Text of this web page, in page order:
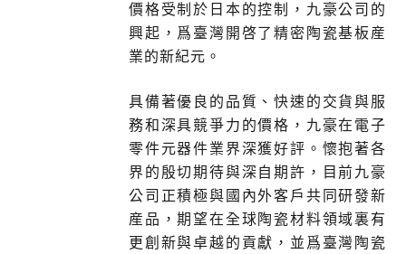
價格受制於日本的控制，九豪公司的
興起，爲臺灣開啓了精密陶瓷基板産
業的新紀元。
具備著優良的品質、快速的交貨與服
務和深具競爭力的價格，九豪在電子
零件元器件業界深獲好評。懷抱著各
界的殷切期待與深自期許，目前九豪
公司正積極與國內外客戶共同研發新
産品，期望在全球陶瓷材料領域裏有
更創新與卓越的貢獻，並爲臺灣陶瓷